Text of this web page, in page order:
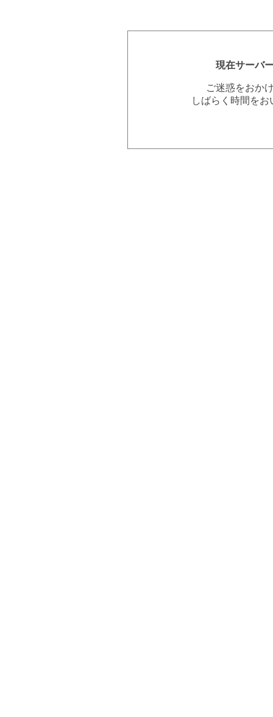
現在サーバ
ご迷惑をおか
しばらく時間を